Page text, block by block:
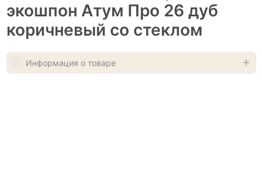
экошпон Атум Про 26 дуб
коричневый со стеклом
Информация о товаре